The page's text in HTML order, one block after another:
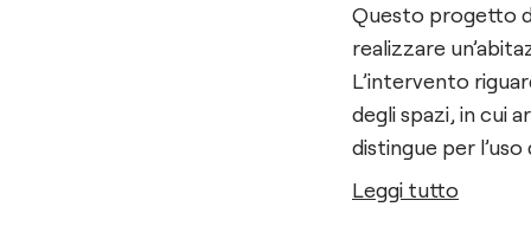
Questo progetto
realizzare
L’intervento
degli spazi, in cui
distingue per
Leggi tutto